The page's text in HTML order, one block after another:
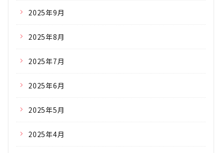
2025年9月
2025年8月
2025年7月
2025年6月
2025年5月
2025年4月